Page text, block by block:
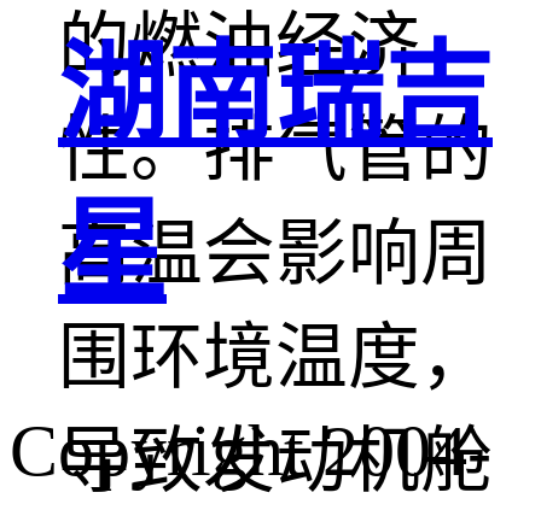
的燃油经济
性。排气管的
高温会影响周
围环境温度，
导致发动机舱
湖南瑞吉
星
Copyright 2004-